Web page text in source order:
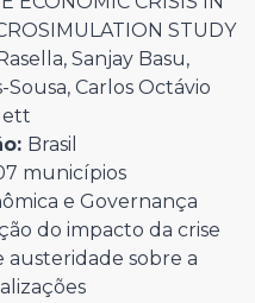
STUDY
Sanjay Basu,
Carlos Octávio
Brasil
municípios
e Governança
do impacto da crise
austeridade sobre a